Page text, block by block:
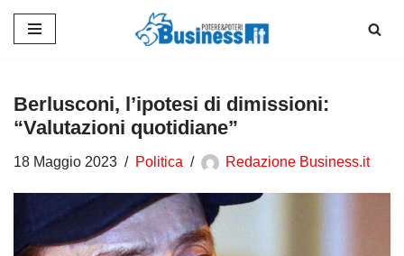
contenuto
Berlusconi, l’ipotesi di dimissioni:
“Valutazioni quotidiane”
18 Maggio 2023 Politica Redazione Business.it